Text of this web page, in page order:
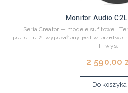
Monitor Audio
Seria Creator — modele sufitowe
poziomu 2. wyposażony jest w
II i wys...
2 590,00
Do koszyka